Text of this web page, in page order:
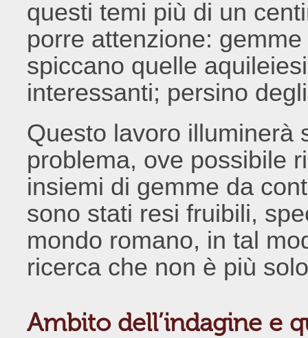
questi temi più di un
porre attenzione:
spiccano quelle
interessanti; persino
Questo lavoro illuminerà
problema, ove possibile
insiemi di gemme da
sono stati resi fruibili,
mondo romano, in tal
ricerca che non è più
Ambito dell’indagine e